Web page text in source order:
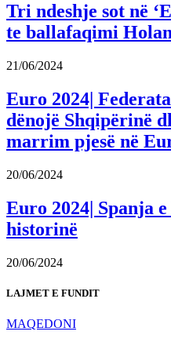
Tri ndeshje sot në
te ballafaqimi
21/06/2024
Euro 2024|
dënojë Shqipërinë
marrim pjesë në
20/06/2024
Euro 2024| Spanja
historinë
20/06/2024
LAJMET E FUNDIT
MAQEDONI